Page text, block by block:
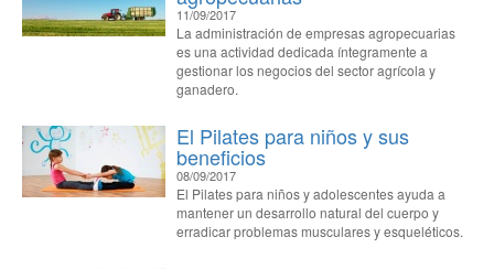
11/09/2017
La administración de empresas agropecuarias
es una actividad dedicada íntegramente a
gestionar los negocios del sector agrícola y
ganadero.
El Pilates para niños y sus
beneficios
08/09/2017
El Pilates para niños y adolescentes ayuda a
mantener un desarrollo natural del cuerpo y
erradicar problemas musculares y esqueléticos.